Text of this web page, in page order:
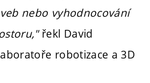
nebo vyhodnocování
řekl David
robotizace a 3D